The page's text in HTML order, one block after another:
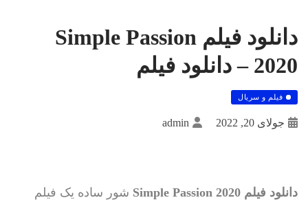
دانلود فیلم Simple Passion
2020 – دانلود فیلم
فیلم و سریال
جولای 20, 2022 admin
دانلود فیلم Simple Passion 2020
شور ساده یک فیلم